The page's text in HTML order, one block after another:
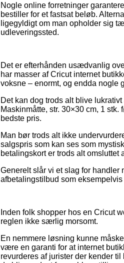
Nogle online forretninger
bestiller for et fastsat beløb.
ligegyldigt om man opholder sig
udleveringssted.
Det er efterhånden usædvanlig
har masser af Cricut internet
voksne – enormt, og endda nogle
Det kan dog trods alt blive
Maskinmåtte, str. 30×30 cm, 1
bedste pris.
Man bør trods alt ikke
salgspris som kan ses som
betalingskort er trods alt
Generelt slår vi et slag for handler
afbetalingstilbud som
Inden folk shopper hos en Cricut
reglen ikke særlig morsomt.
En nemmere løsning kunne
være en garanti for at internet
revurderes af jurister der kender